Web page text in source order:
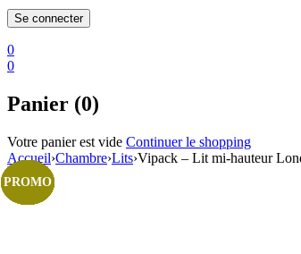
0
0
Panier (0)
Votre panier est vide Continuer le shopping
Accueil›Chambre›Lits›Vipack – Lit mi-hauteur
PROMO
PROMO
PROMO
PROMO
PROMO
PROMO
PROMO